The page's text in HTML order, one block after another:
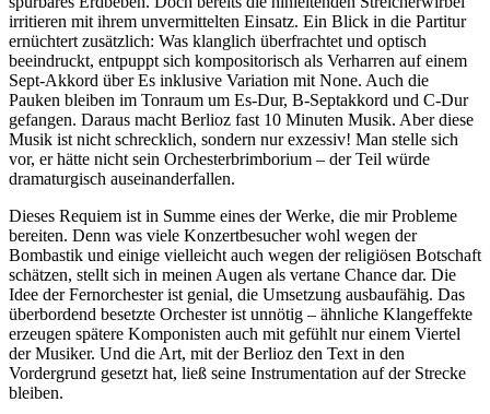
irritieren mit ihrem unvermittelten Einsatz. Ein Blick in die Partitur
ernüchtert zusätzlich: Was klanglich überfrachtet und optisch
beeindruckt, entpuppt sich kompositorisch als Verharren auf einem
Sept-Akkord über Es inklusive Variation mit None. Auch die
Pauken bleiben im Tonraum um Es-Dur, B-Septakkord und C-Dur
gefangen. Daraus macht Berlioz fast 10 Minuten Musik. Aber diese
Musik ist nicht schrecklich, sondern nur exzessiv! Man stelle sich
vor, er hätte nicht sein Orchesterbrimborium – der Teil würde
dramaturgisch auseinanderfallen.
Dieses Requiem ist in Summe eines der Werke, die mir Probleme
bereiten. Denn was viele Konzertbesucher wohl wegen der
Bombastik und einige vielleicht auch wegen der religiösen Botschaft
schätzen, stellt sich in meinen Augen als vertane Chance dar. Die
Idee der Fernorchester ist genial, die Umsetzung ausbaufähig. Das
überbordend besetzte Orchester ist unnötig – ähnliche Klangeffekte
erzeugen spätere Komponisten auch mit gefühlt nur einem Viertel
der Musiker. Und die Art, mit der Berlioz den Text in den
Vordergrund gesetzt hat, ließ seine Instrumentation auf der Strecke
bleiben.